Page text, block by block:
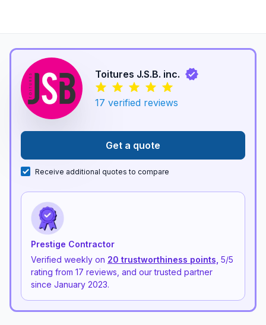
Toitures J.S.B. inc.
17 verified reviews
Get a quote
Receive additional quotes to compare
Prestige Contractor
Verified weekly on 20 trustworthiness points, 5/5
rating from 17 reviews, and our trusted partner
since January 2023.